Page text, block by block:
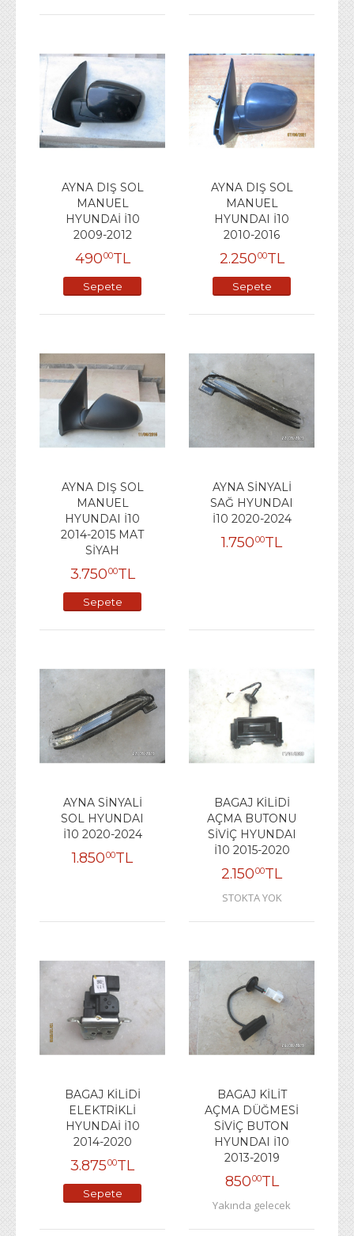
AYNA DIŞ SOL
MANUEL
HYUNDAİ İ10
2009-2012
49000TL
Sepete
AYNA DIŞ SOL
MANUEL
HYUNDAI İ10
2010-2016
2.25000TL
Sepete
AYNA DIŞ SOL
MANUEL
HYUNDAI İ10
2014-2015 MAT
SİYAH
3.75000TL
Sepete
AYNA SİNYALİ
SAĞ HYUNDAI
İ10 2020-2024
1.75000TL
AYNA SİNYALİ
SOL HYUNDAI
İ10 2020-2024
1.85000TL
BAGAJ KİLİDİ
AÇMA BUTONU
SİVİÇ HYUNDAI
İ10 2015-2020
2.15000TL
STOKTA YOK
BAGAJ KİLİDİ
ELEKTRİKLİ
HYUNDAİ İ10
2014-2020
3.87500TL
Sepete
BAGAJ KİLİT
AÇMA DÜĞMESİ
SİVİÇ BUTON
HYUNDAI İ10
2013-2019
85000TL
Yakında gelecek